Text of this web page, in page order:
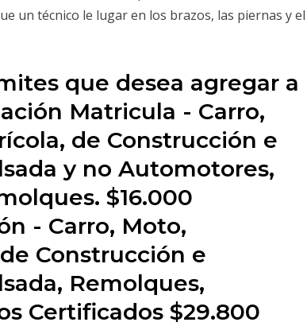
un técnico le lugar en los brazos, las piernas y el
que desea agregar a
Matricula - Carro,
de Construcción e
y no Automotores,
$16.000
- Carro, Moto,
Construcción e
Remolques,
Certificados $29.800